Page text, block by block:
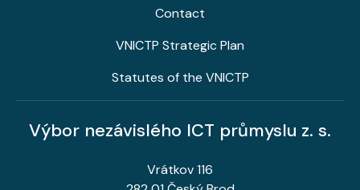
Contact
VNICTP Strategic Plan
Statutes of the VNICTP
Výbor nezávislého ICT průmyslu z. s.
Vrátkov 116